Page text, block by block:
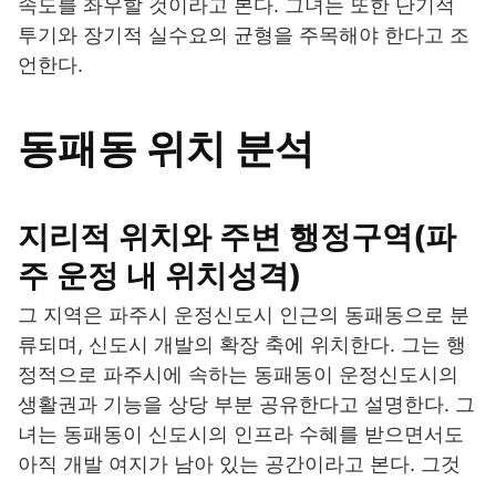
속도를 좌우할 것이라고 본다. 그녀는 또한 단기적
투기와 장기적 실수요의 균형을 주목해야 한다고 조
언한다.
동패동 위치 분석
지리적 위치와 주변 행정구역(파
주 운정 내 위치성격)
그 지역은 파주시 운정신도시 인근의 동패동으로 분
류되며, 신도시 개발의 확장 축에 위치한다. 그는 행
정적으로 파주시에 속하는 동패동이 운정신도시의
생활권과 기능을 상당 부분 공유한다고 설명한다. 그
녀는 동패동이 신도시의 인프라 수혜를 받으면서도
아직 개발 여지가 남아 있는 공간이라고 본다. 그것